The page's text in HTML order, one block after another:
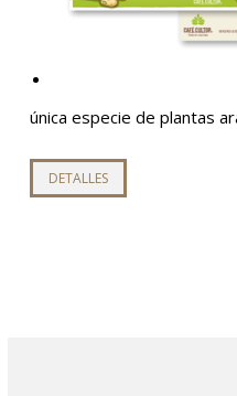
única especie de plantas
DETALLES
producto